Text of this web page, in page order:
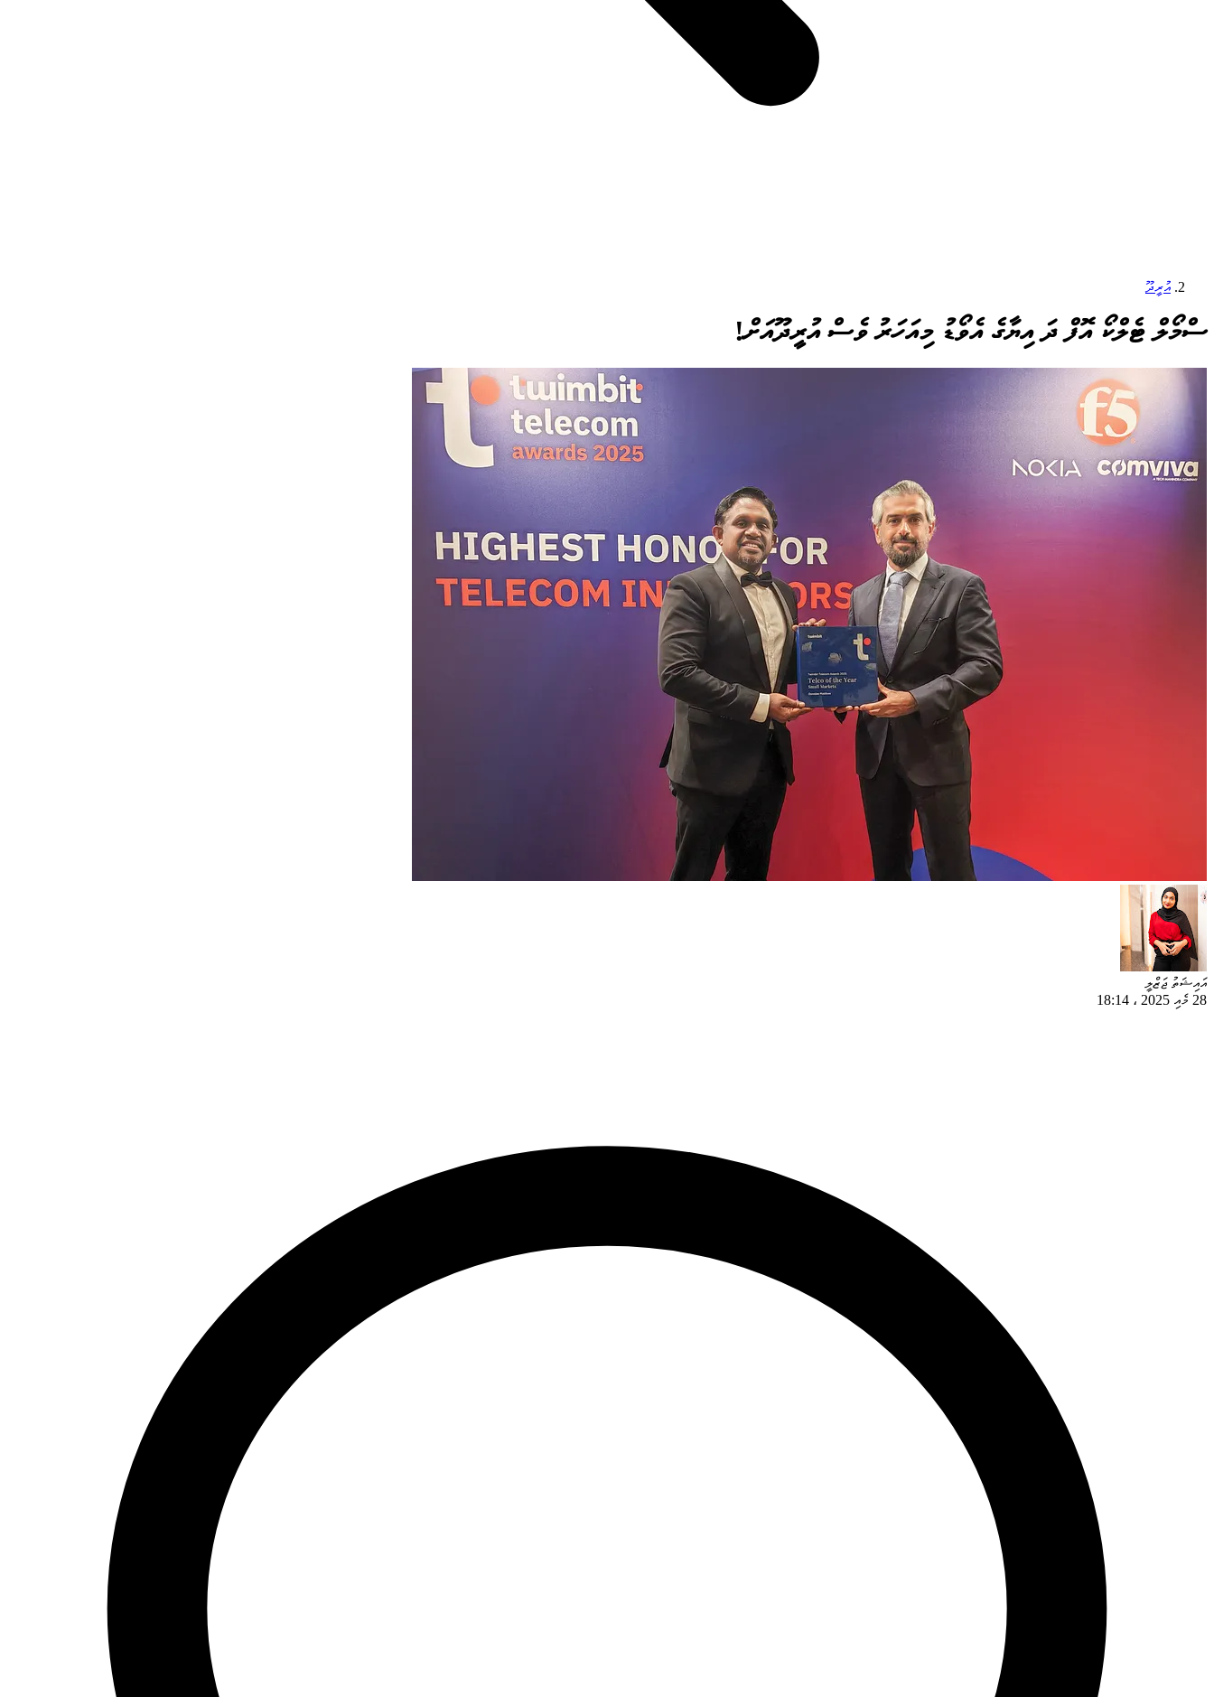
އުރީދޫ
ސްމޯލް ޓެލްކޯ އޮފް ދަ އިޔާގެ އެވޯޑު މިއަހަރު ވެސް އުރީދޫއަށް!
އައިޝަތު ޖަޒްލީ
28 މެއި 2025
، 18:14